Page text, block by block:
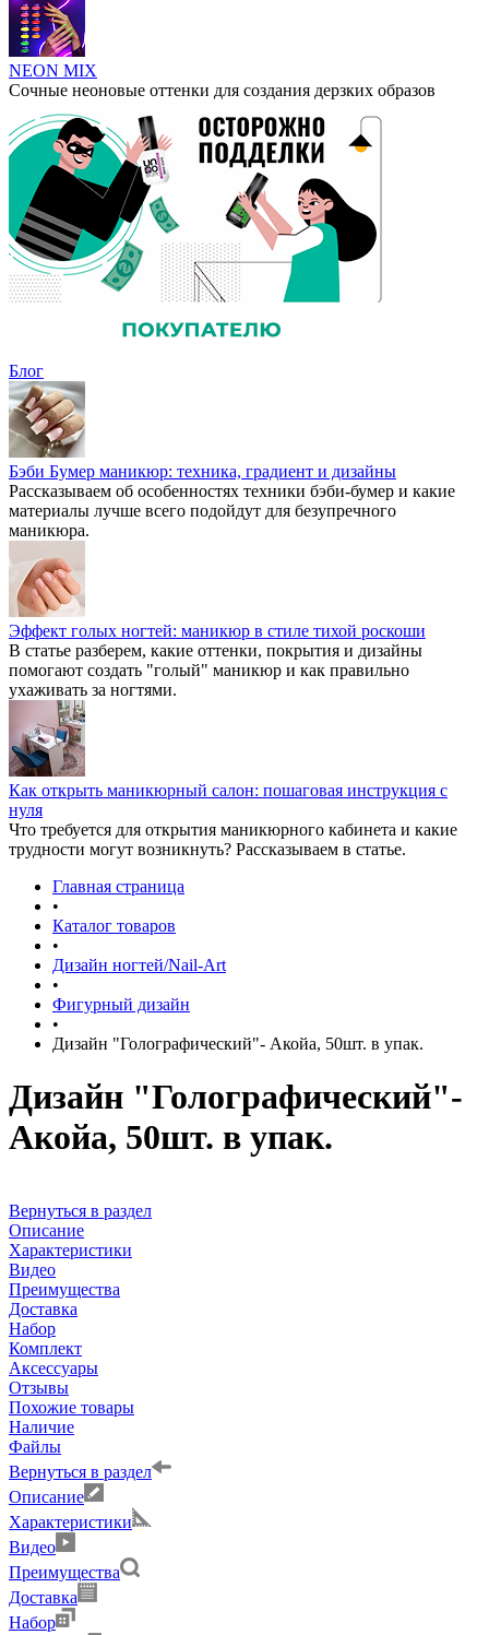
NEON MIX
Сочные неоновые оттенки для создания дерзких образов
Блог
Бэби Бумер маникюр: техника, градиент и дизайны
Рассказываем об особенностях техники бэби-бумер и какие
материалы лучше всего подойдут для безупречного
маникюра.
Эффект голых ногтей: маникюр в стиле тихой роскоши
В статье разберем, какие оттенки, покрытия и дизайны
помогают создать "голый" маникюр и как правильно
ухаживать за ногтями.
Как открыть маникюрный салон: пошаговая инструкция с
нуля
Что требуется для открытия маникюрного кабинета и какие
трудности могут возникнуть? Рассказываем в статье.
Главная страница
•
Каталог товаров
•
Дизайн ногтей/Nail-Art
•
Фигурный дизайн
•
Дизайн "Голографический"- Акойа, 50шт. в упак.
Дизайн "Голографический"-
Акойа, 50шт. в упак.
Вернуться в раздел
Описание
Характеристики
Видео
Преимущества
Доставка
Набор
Комплект
Аксессуары
Отзывы
Похожие товары
Наличие
Файлы
Вернуться в раздел
Описание
Характеристики
Видео
Преимущества
Доставка
Набор